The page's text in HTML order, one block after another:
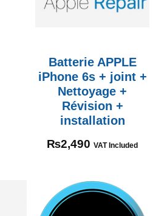
Batterie APPLE
iPhone 6s + joint +
Nettoyage +
Révision +
installation
₨2,490 VAT Included